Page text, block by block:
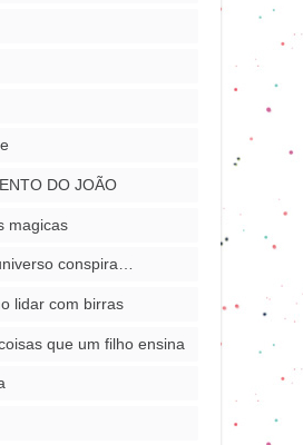
DO JOÃO
magicas
conspira…
lidar com birras
que um filho ensina